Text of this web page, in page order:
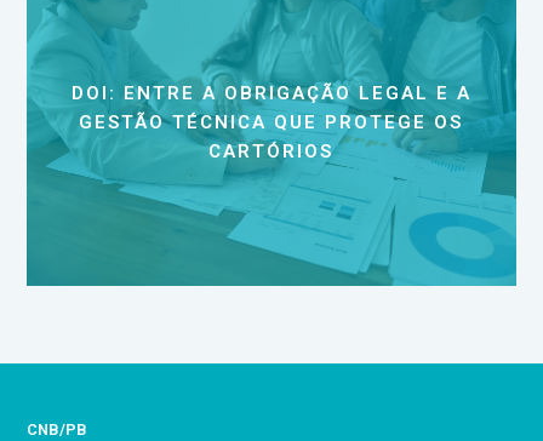
DOI: ENTRE A OBRIGAÇÃO LEGAL E A
GESTÃO TÉCNICA QUE PROTEGE OS
CARTÓRIOS
CNB/PB